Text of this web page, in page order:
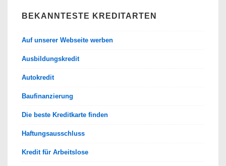
BEKANNTESTE KREDITARTEN
Auf unserer Webseite werben
Ausbildungskredit
Autokredit
Baufinanzierung
Die beste Kreditkarte finden
Haftungsausschluss
Kredit für Arbeitslose